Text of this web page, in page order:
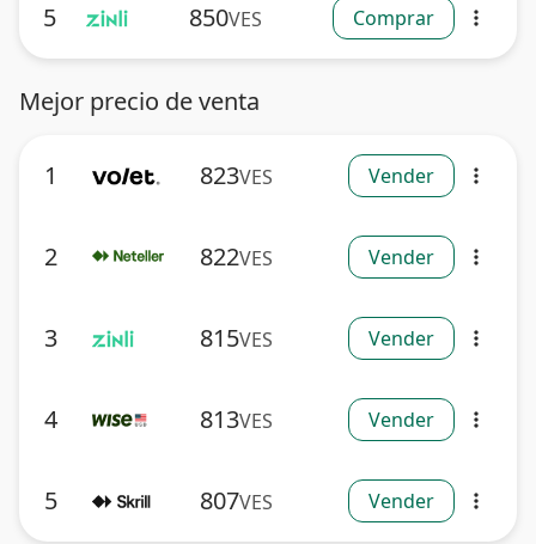
5 850VES Comprar more_vert
Mejor precio de venta
1 823VES Vender more_vert
2 822VES Vender more_vert
3 815VES Vender more_vert
4 813VES Vender more_vert
5 807VES Vender more_vert